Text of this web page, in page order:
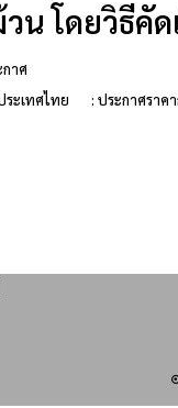
น โดยวิธีคัด
าศ
ระเทศไทย
: ประกาศราค